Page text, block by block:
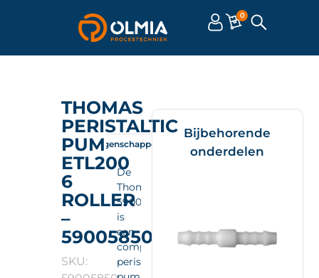
0
THOMAS
PERISTALTIC
PUMP
ETL200
6
ROLLER
–
59005850
SKU:
Omschrijving Eigenschappen Documenten
De
Thomas
59005850
is
een
compacte
peristaltic
Bijbehorende
onderdelen